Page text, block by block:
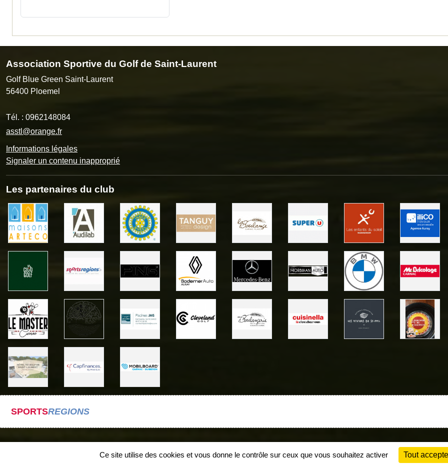
Association Sportive du Golf de Saint-Laurent
Golf Blue Green Saint-Laurent
56400 Ploemel
Tél. : 0962148084
asstl@orange.fr
Informations légales
Signaler un contenu inapproprié
Les partenaires du club
SPORTSREGIONS
Gestion des cookies
Ce site utilise des cookies et vous donne le contrôle sur ceux que vous souhaitez activer Tout